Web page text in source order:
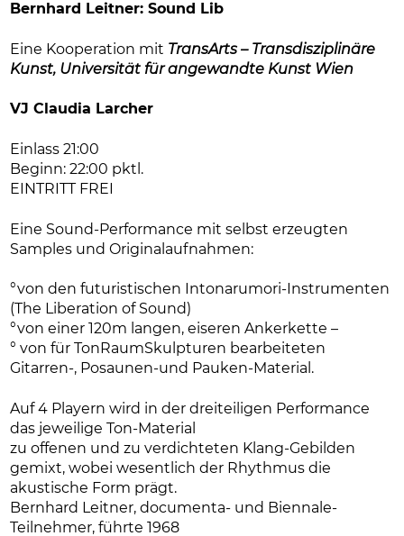
Bernhard Leitner: Sound Lib
Eine Kooperation mit TransArts – Transdisziplinäre
Kunst, Universität für angewandte Kunst Wien
VJ Claudia Larcher
Einlass 21:00
Beginn: 22:00 pktl.
EINTRITT FREI
Eine Sound-Performance mit selbst erzeugten
Samples und Originalaufnahmen:
°von den futuristischen Intonarumori-Instrumenten
(The Liberation of Sound)
°von einer 120m langen, eiseren Ankerkette –
° von für TonRaumSkulpturen bearbeiteten
Gitarren-, Posaunen-und Pauken-Material.
Auf 4 Playern wird in der dreiteiligen Performance
das jeweilige Ton-Material
zu offenen und zu verdichteten Klang-Gebilden
gemixt, wobei wesentlich der Rhythmus die
akustische Form prägt.
Bernhard Leitner, documenta- und Biennale-
Teilnehmer, führte 1968